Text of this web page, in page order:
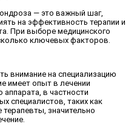
— это важный шаг,
на эффективность терапии и
При выборе медицинского
ключевых факторов.
внимание на специализацию
имеет опыт в лечении
аппарата, в частности
специалистов, таких как
значительно